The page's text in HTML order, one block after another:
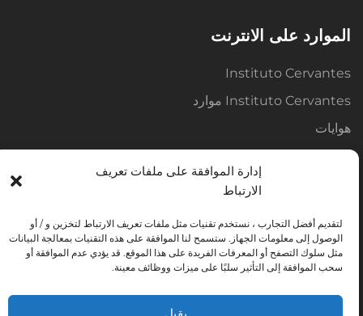
إدارة الموافقة على ملفات تعريف
الارتباط
لتقديم أفضل التجارب ، نستخدم تقنيات مثل ملفات تعريف الارتباط لتخزين و / أو
الوصول إلى معلومات الجهاز. ستسمح لنا الموافقة على هذه التقنيات بمعالجة البيانات
مثل سلوك التصفح أو المعرفات الفريدة على هذا الموقع. قد يؤدي عدم الموافقة أو
سحب الموافقة إلى التأثير سلبًا على ميزات ووظائف معينة.
يقبل
الموارد على الانترنت
Instituto Cervantes
Instituto Cervantes موارد
هوايات
قواميس
اتصل